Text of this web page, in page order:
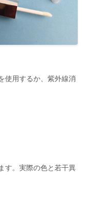
使用するか、紫外線消
す。実際の色と若干異